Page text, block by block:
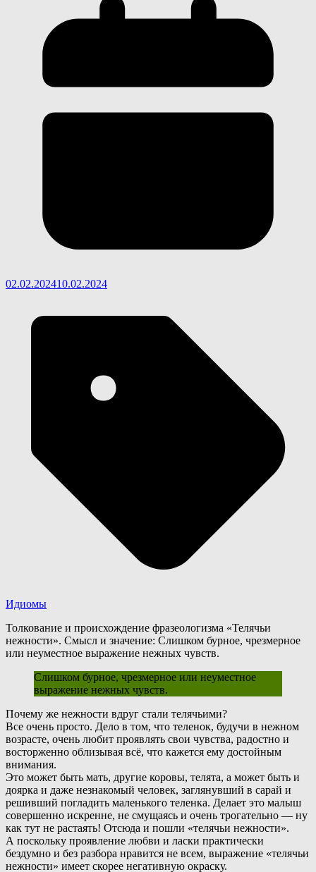
02.02.202410.02.2024
Идиомы
Толкование и происхождение фразеологизма «Телячьи
нежности». Смысл и значение: Слишком бурное, чрезмерное
или неуместное выражение нежных чувств.
Слишком бурное, чрезмерное или неуместное
выражение нежных чувств.
Почему же нежности вдруг стали телячьими?
Все очень просто. Дело в том, что теленок, будучи в нежном
возрасте, очень любит проявлять свои чувства, радостно и
восторженно облизывая всё, что кажется ему достойным
внимания.
Это может быть мать, другие коровы, телята, а может быть и
доярка и даже незнакомый человек, заглянувший в сарай и
решивший погладить маленького теленка. Делает это малыш
совершенно искренне, не смущаясь и очень трогательно — ну
как тут не растаять! Отсюда и пошли «телячьи нежности».
А поскольку проявление любви и ласки практически
бездумно и без разбора нравится не всем, выражение «телячьи
нежности» имеет скорее негативную окраску.